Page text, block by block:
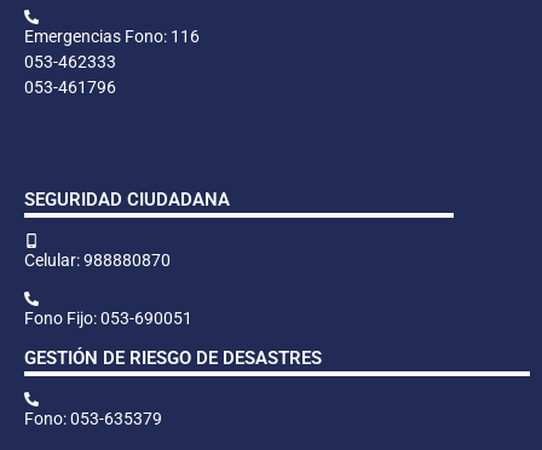
Emergencias Fono: 116
053-462333
053-461796
SEGURIDAD CIUDADANA
Celular: 988880870
Fono Fijo: 053-690051
GESTIÓN DE RIESGO DE DESASTRES
Fono: 053-635379